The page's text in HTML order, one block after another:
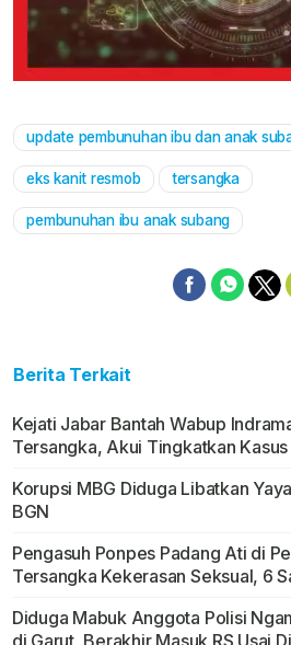
update pembunuhan ibu dan anak
eks kanit resmob tersangka
pembunuhan ibu anak subang
Berita Terkait
Kejati Jabar Bantah Wabup
Tersangka, Akui Tingkatkan
Korupsi MBG Diduga Libatkan
BGN
Pengasuh Ponpes Padang Ati di
Tersangka Kekerasan Seksual, 6
Diduga Mabuk Anggota Polisi